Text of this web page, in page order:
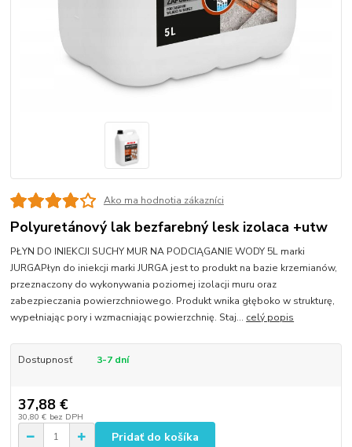
Ako ma hodnotia zákazníci
Polyuretánový lak bezfarebný lesk izolaca +utw
PŁYN DO INIEKCJI SUCHY MUR NA PODCIĄGANIE WODY 5L marki
JURGAPłyn do iniekcji marki JURGA jest to produkt na bazie krzemianów,
przeznaczony do wykonywania poziomej izolacji muru oraz
zabezpieczania powierzchniowego. Produkt wnika głęboko w strukturę,
wypełniając pory i wzmacniając powierzchnię. Staj... celý popis
Dostupnosť 3-7 dní
37,88 €
30,80 € bez DPH
Pridať do košíka